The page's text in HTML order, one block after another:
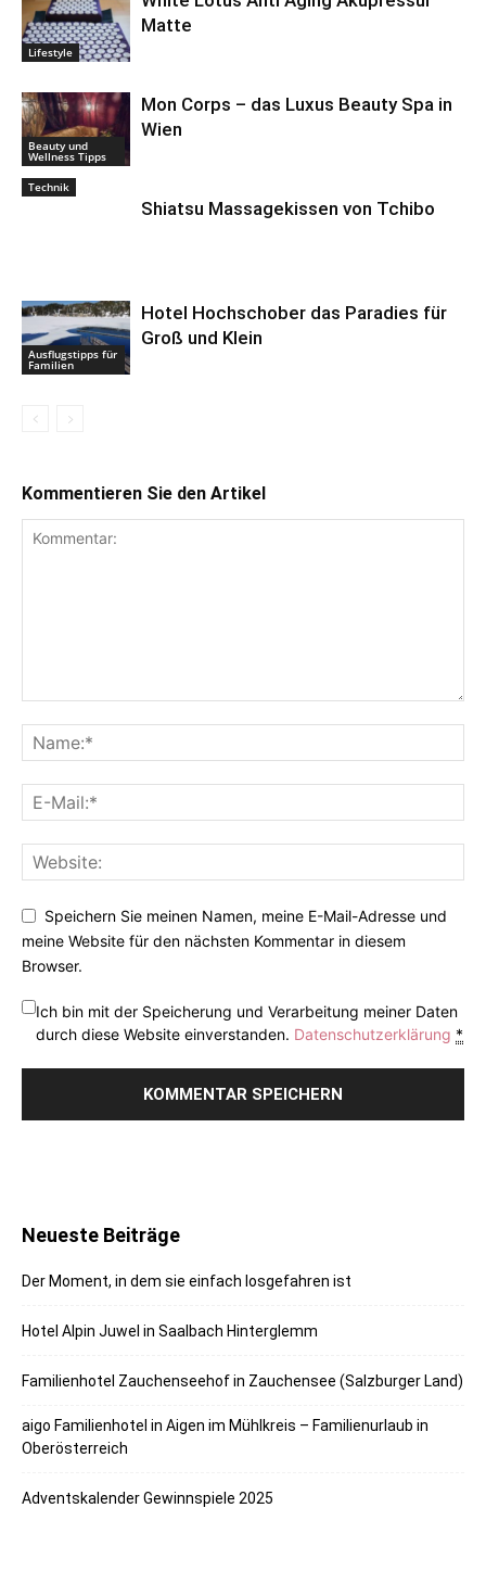
Lifestyle
Matte
Beauty und
Wellness Tipps
Mon Corps – das Luxus Beauty Spa in
Wien
Technik
Shiatsu Massagekissen von Tchibo
Ausflugstipps für
Familien
Hotel Hochschober das Paradies für
Groß und Klein
Kommentieren Sie den Artikel
Speichern Sie meinen Namen, meine E-Mail-Adresse und
meine Website für den nächsten Kommentar in diesem
Browser.
Ich bin mit der Speicherung und Verarbeitung meiner Daten
durch diese Website einverstanden. Datenschutzerklärung *
Neueste Beiträge
Der Moment, in dem sie einfach losgefahren ist
Hotel Alpin Juwel in Saalbach Hinterglemm
Familienhotel Zauchenseehof in Zauchensee (Salzburger Land)
aigo Familienhotel in Aigen im Mühlkreis – Familienurlaub in
Oberösterreich
Adventskalender Gewinnspiele 2025